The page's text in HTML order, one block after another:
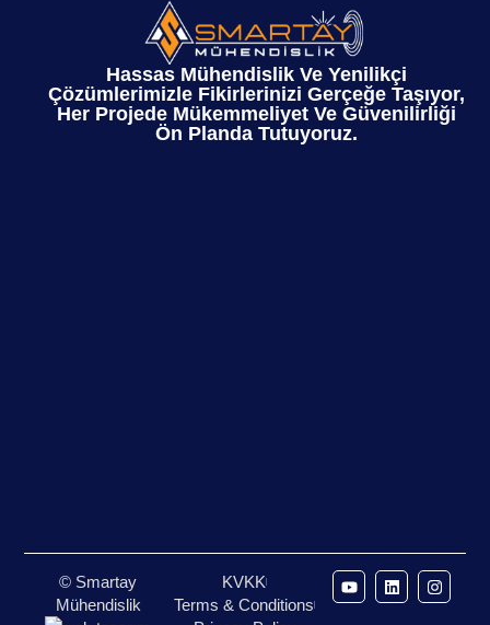
Hassas Mühendislik Ve Yenilikçi
Çözümlerimizle Fikirlerinizi Gerçeğe Taşıyor,
Her Projede Mükemmeliyet Ve Güvenilirliği
Ön Planda Tutuyoruz.
© Smartay
Mühendislik
KVKK
Terms & Conditions